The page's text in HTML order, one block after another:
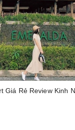
Giá Rẻ Review Kinh